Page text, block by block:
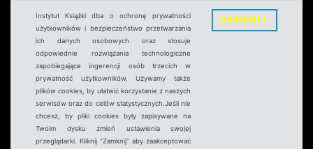
Instytut Książki dba o ochronę prywatności
użytkowników i bezpieczeństwo przetwarzania
ich danych osobowych oraz stosuje
odpowiednie rozwiązania technologiczne
zapobiegające ingerencji osób trzecich w
prywatność użytkowników. Używamy także
plików cookies, by ułatwić korzystanie z naszych
serwisów oraz do celów statystycznych.Jeśli nie
chcesz, by pliki cookies były zapisywane na
Twoim dysku zmień ustawienia swojej
przeglądarki. Kliknij "Zamknij" aby zaakceptować
ZAMKNIJ